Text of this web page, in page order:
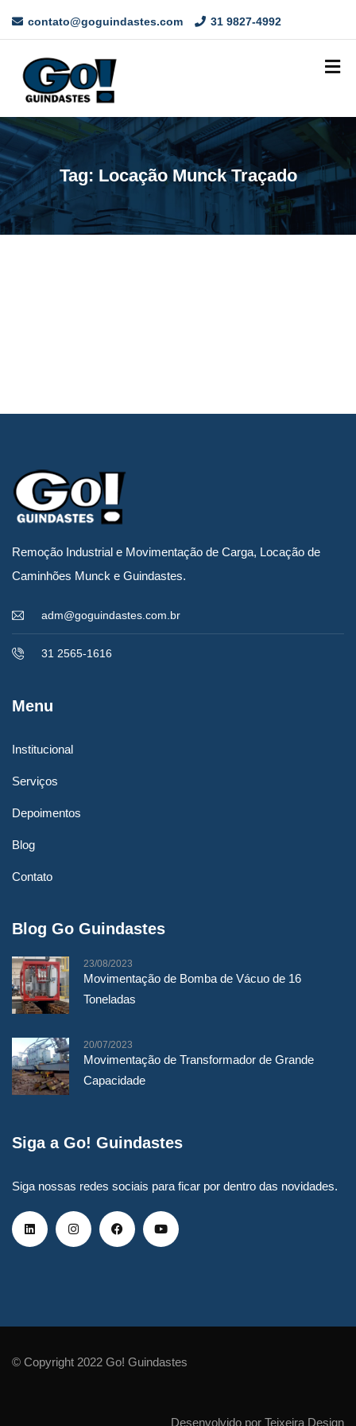
contato@goguindastes.com 31 9827-4992
Tag: Locação Munck Traçado
Remoção Industrial e Movimentação de Carga, Locação de
Caminhões Munck e Guindastes.
adm@goguindastes.com.br
31 2565-1616
Menu
Institucional
Serviços
Depoimentos
Blog
Contato
Blog Go Guindastes
23/08/2023
Movimentação de Bomba de Vácuo de 16
Toneladas
20/07/2023
Movimentação de Transformador de Grande
Capacidade
Siga a Go! Guindastes
Siga nossas redes sociais para ficar por dentro das novidades.
© Copyright 2022 Go! Guindastes
Desenvolvido por Teixeira Design